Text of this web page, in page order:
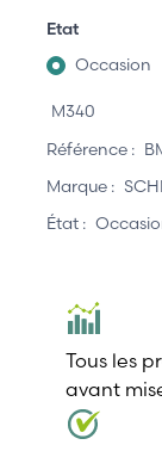
Etat
Occasion
M340
Référence :
Marque :
État :
Tous les
avant